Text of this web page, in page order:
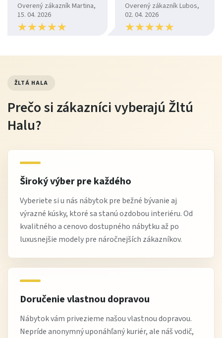
Overený zákazník Martina,
15. 04. 2026
★★★★★
★★★★★
Overený zákazník Lubos,
02. 04. 2026
★★★★★
★★★★★
ŽLTÁ HALA
Prečo si zákazníci vyberajú Žltú
Halu?
Široký výber pre každého
Vyberiete si u nás nábytok pre bežné bývanie aj
výrazné kúsky, ktoré sa stanú ozdobou interiéru. Od
kvalitného a cenovo dostupného nábytku až po
luxusnejšie modely pre náročnejších zákazníkov.
Doručenie vlastnou dopravou
Nábytok vám privezieme našou vlastnou dopravou.
Nepríde anonymný uponáhľaný kuriér, ale náš vodič,